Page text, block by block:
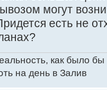
могут
есть не
как было
на день в Залив